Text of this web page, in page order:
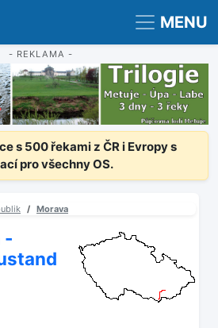
MENU
- REKLAMA -
s 500 řekami z ČR i Evropy s
pro všechny OS.
Morava
-